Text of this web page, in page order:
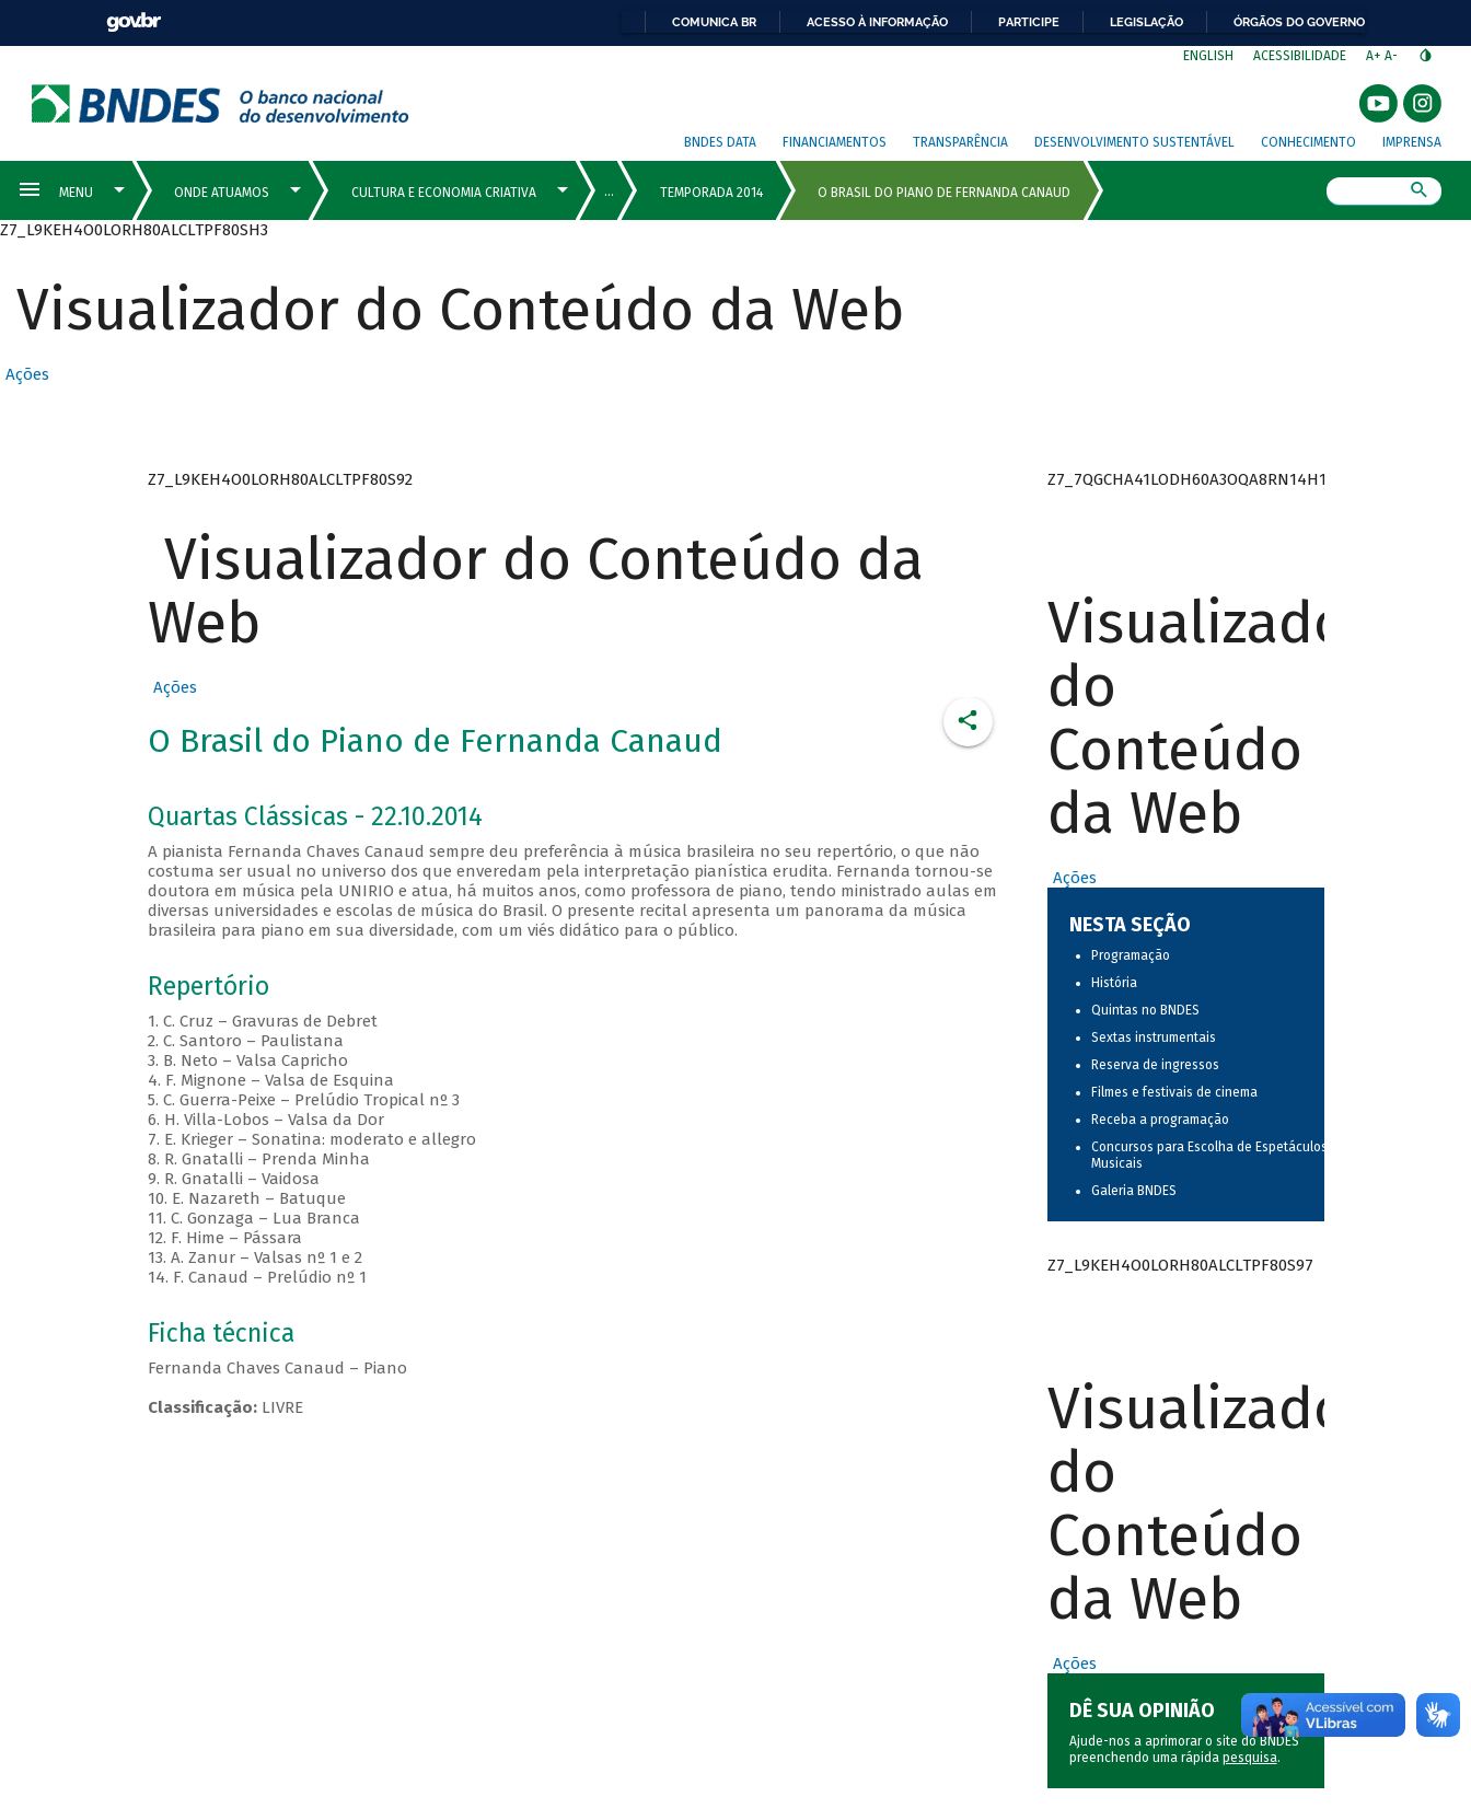
COMUNICA BR ACESSO À INFORMAÇÃO PARTICIPE LEGISLAÇÃO ÓRGÃOS DO GOVERNO
ENGLISH ACESSIBILIDADE A+ A-
BNDES DATA FINANCIAMENTOS TRANSPARÊNCIA DESENVOLVIMENTO SUSTENTÁVEL CONHECIMENTO IMPRENSA
Z7_L9KEH4O0LORH80ALCLTPF80SH3
Visualizador do Conteúdo da Web
Ações
Z7_L9KEH4O0LORH80ALCLTPF80S92
Visualizador do Conteúdo da
Web
Ações
O Brasil do Piano de Fernanda Canaud
Quartas Clássicas - 22.10.2014
A pianista Fernanda Chaves Canaud sempre deu preferência à música brasileira no seu repertório, o que não
costuma ser usual no universo dos que enveredam pela interpretação pianística erudita. Fernanda tornou-se
doutora em música pela UNIRIO e atua, há muitos anos, como professora de piano, tendo ministrado aulas em
diversas universidades e escolas de música do Brasil. O presente recital apresenta um panorama da música
brasileira para piano em sua diversidade, com um viés didático para o público.
Repertório
1. C. Cruz – Gravuras de Debret
2. C. Santoro – Paulistana
3. B. Neto – Valsa Capricho
4. F. Mignone – Valsa de Esquina
5. C. Guerra-Peixe – Prelúdio Tropical nº 3
6. H. Villa-Lobos – Valsa da Dor
7. E. Krieger – Sonatina: moderato e allegro
8. R. Gnatalli – Prenda Minha
9. R. Gnatalli – Vaidosa
10. E. Nazareth – Batuque
11. C. Gonzaga – Lua Branca
12. F. Hime – Pássara
13. A. Zanur – Valsas nº 1 e 2
14. F. Canaud – Prelúdio nº 1
Ficha técnica
Fernanda Chaves Canaud – Piano
Classificação:LIVRE
Z7_7QGCHA41LODH60A3OQA8RN14H1
Visualizador
do
Conteúdo
da Web
Ações
NESTA SEÇÃO
Programação
História
Quintas no BNDES
Sextas instrumentais
Reserva de ingressos
Filmes e festivais de cinema
Receba a programação
Concursos para Escolha de Espetáculos
Musicais
Galeria BNDES
Z7_L9KEH4O0LORH80ALCLTPF80S97
Visualizador
do
Conteúdo
da Web
Ações
DÊ SUA OPINIÃO
Ajude-nos a aprimorar o site do BNDES
preenchendo uma rápida pesquisa.